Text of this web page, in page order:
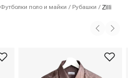
Футболки поло и майки / Рубашки / Zilli